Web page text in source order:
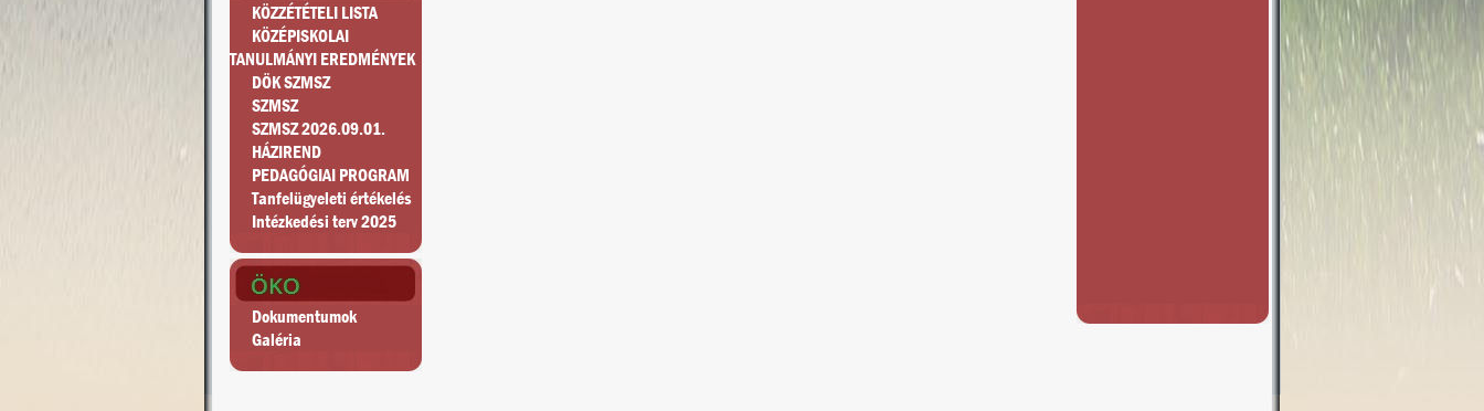
KÖZZÉTÉTELI LISTA
KÖZÉPISKOLAI
TANULMÁNYI EREDMÉNYEK
DÖK SZMSZ
SZMSZ
SZMSZ 2026.09.01.
HÁZIREND
PEDAGÓGIAI PROGRAM
Tanfelügyeleti értékelés
Intézkedési terv 2025
Dokumentumok
Galéria